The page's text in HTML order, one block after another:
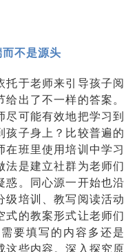
不是源头
托于老师来引导孩子阅
出了不一样的答案。
可能有效地把学习到
孩子身上 ？ 比较普遍的
在班里使用培训中学习
法是建立社群为老师们
惑。同心源一开始也沿
级培训、教写阅读活动
式的教案形式让老师们
要填写的内容多还是
这些内容。深入探究原